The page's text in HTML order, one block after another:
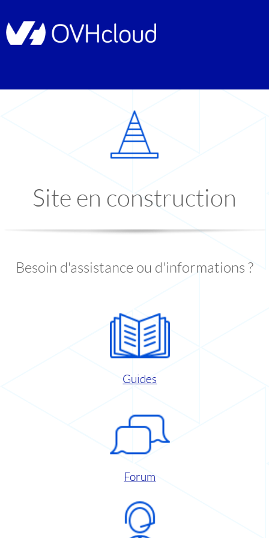
Site en construction
Besoin d'assistance ou d'informations ?
Guides
Forum